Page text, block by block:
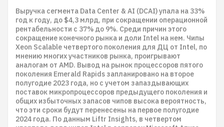
Выручка сегмента Data Center & AI (DCAI) упала на 33%
год к году, до $4,3 млрд, при сокращении операционной
рентабельности с 37% до 9%. Среди причин этого
сокращение конечного рынка и доли Intel на нем. Чипы
Xeon Scalable четвертого поколения для ДЦ от Intel, по
мнению многих участников рынка, проигрывают
аналогам от AMD. Вывод на рынок процессоров пятого
поколения Emerald Rapids запланировано на второе
полугодие 2023 года, но с учетом запаздывающих
поставок микропроцессоров предыдущего поколения и
общих избыточных запасов чипов высока вероятность,
что эти сроки будут перенесены на первое полугодие
2024 года. По данным Liftr Insights, в четвертом